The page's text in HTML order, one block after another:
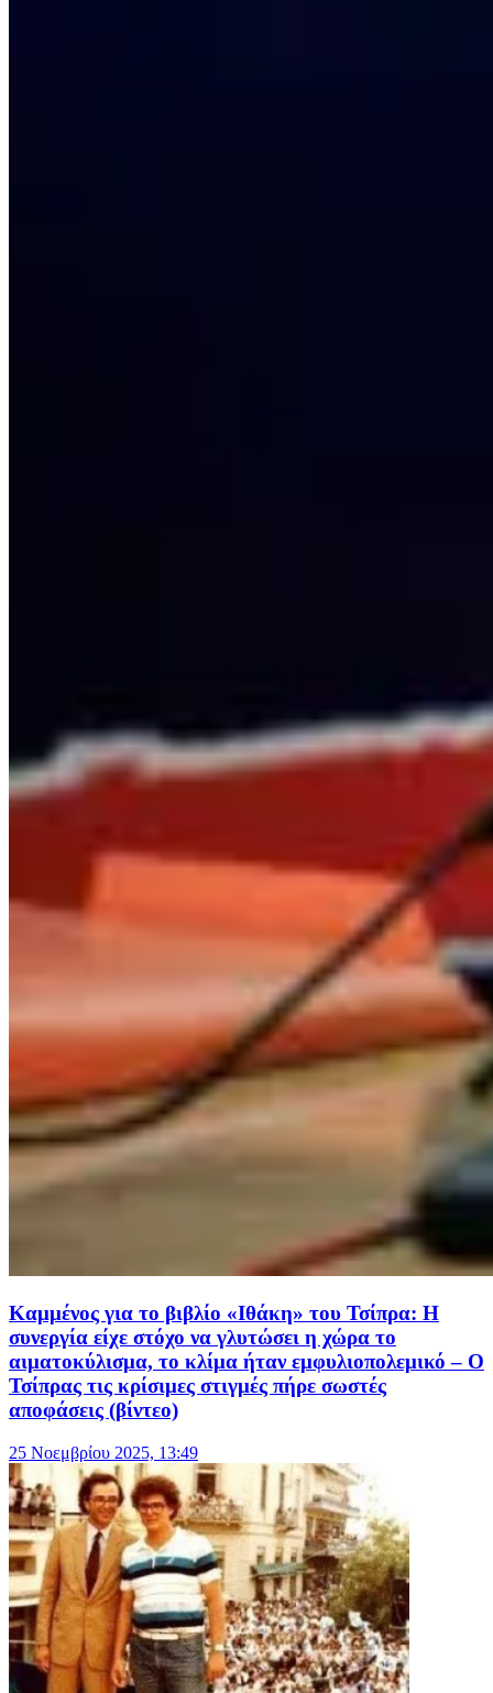
Καμμένος για το βιβλίο «Ιθάκη» του Τσίπρα: Η
συνεργία είχε στόχο να γλυτώσει η χώρα το
αιματοκύλισμα, το κλίμα ήταν εμφυλιοπολεμικό – Ο
Τσίπρας τις κρίσιμες στιγμές πήρε σωστές
αποφάσεις (βίντεο)
25 Νοεμβρίου 2025, 13:49